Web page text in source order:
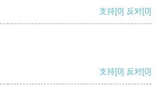
支持[0] 反对[0]
支持[0] 反对[0]